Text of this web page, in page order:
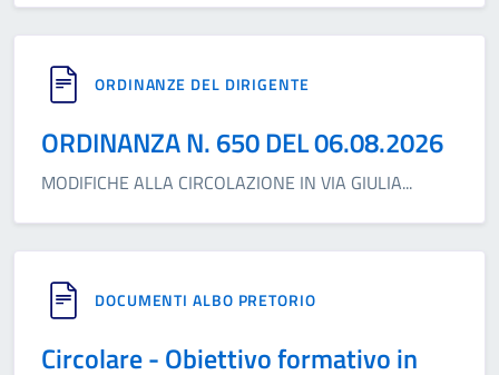
ORDINANZE DEL DIRIGENTE
ORDINANZA N. 650 DEL 06.08.2026
MODIFICHE ALLA CIRCOLAZIONE IN VIA GIULIA...
DOCUMENTI ALBO PRETORIO
Circolare - Obiettivo formativo in